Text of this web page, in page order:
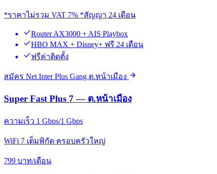
*ราคาไม่รวม VAT 7% *สัญญา 24 เดือน
Router AX3000 + AIS Playbox
HBO MAX + Disney+ ฟรี 24 เดือน
ฟรีค่าติดตั้ง
สมัคร Net Inter Plus Gang ต.หน้าเมือง
Super Fast Plus 7 — ต.หน้าเมือง
ความเร็ว 1 Gbps/1 Gbps
WiFi 7 เต็มพิกัด ครอบครัวใหญ่
799 บาท/เดือน